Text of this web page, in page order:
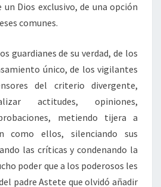
Dios exclusivo, de una opción
comunes.
guardianes de su verdad, de los
único, de los vigilantes
del criterio divergente,
actitudes, opiniones,
metiendo tijera a
como ellos, silenciando sus
las críticas y condenando la
poder que a los poderosos les
padre Astete que olvidó añadir